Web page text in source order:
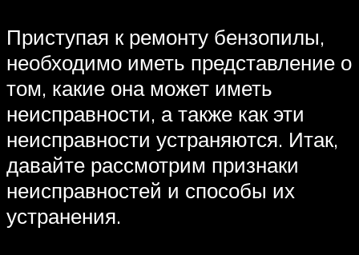
Приступая к ремонту бензопилы,
необходимо иметь представление о
том, какие она может иметь
неисправности, а также как эти
неисправности устраняются. Итак,
давайте рассмотрим признаки
неисправностей и способы их
устранения.